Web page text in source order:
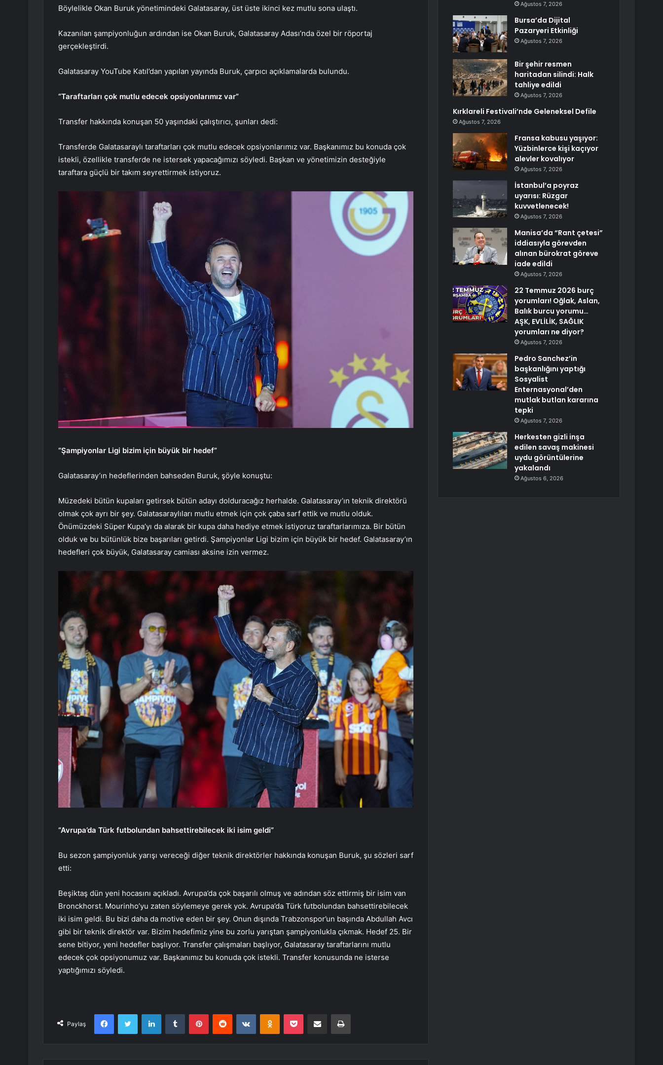
Böylelikle Okan Buruk yönetimindeki Galatasaray, üst üste ikinci kez mutlu sona ulaştı.
Kazanılan şampiyonluğun ardından ise Okan Buruk, Galatasaray Adası’nda özel bir röportaj
gerçekleştirdi.
Galatasaray YouTube Katıl’dan yapılan yayında Buruk, çarpıcı açıklamalarda bulundu.
“Taraftarları çok mutlu edecek opsiyonlarımız var”
Transfer hakkında konuşan 50 yaşındaki çalıştırıcı, şunları dedi:
Transferde Galatasaraylı taraftarları çok mutlu edecek opsiyonlarımız var. Başkanımız bu konuda çok
istekli, özellikle transferde ne istersek yapacağımızı söyledi. Başkan ve yönetimizin desteğiyle
taraftara güçlü bir takım seyrettirmek istiyoruz.
“Şampiyonlar Ligi bizim için büyük bir hedef”
Galatasaray’ın hedeflerinden bahseden Buruk, şöyle konuştu:
Müzedeki bütün kupaları getirsek bütün adayı dolduracağız herhalde. Galatasaray’ın teknik direktörü
olmak çok ayrı bir şey. Galatasaraylıları mutlu etmek için çok çaba sarf ettik ve mutlu olduk.
Önümüzdeki Süper Kupa’yı da alarak bir kupa daha hediye etmek istiyoruz taraftarlarımıza. Bir bütün
olduk ve bu bütünlük bize başarıları getirdi. Şampiyonlar Ligi bizim için büyük bir hedef. Galatasaray’ın
hedefleri çok büyük, Galatasaray camiası aksine izin vermez.
“Avrupa’da Türk futbolundan bahsettirebilecek iki isim geldi”
Bu sezon şampiyonluk yarışı vereceği diğer teknik direktörler hakkında konuşan Buruk, şu sözleri sarf
etti:
Beşiktaş dün yeni hocasını açıkladı. Avrupa’da çok başarılı olmuş ve adından söz ettirmiş bir isim van
Bronckhorst. Mourinho’yu zaten söylemeye gerek yok. Avrupa’da Türk futbolundan bahsettirebilecek
iki isim geldi. Bu bizi daha da motive eden bir şey. Onun dışında Trabzonspor’un başında Abdullah Avcı
gibi bir teknik direktör var. Bizim hedefimiz yine bu zorlu yarıştan şampiyonlukla çıkmak. Hedef 25. Bir
sene bitiyor, yeni hedefler başlıyor. Transfer çalışmaları başlıyor, Galatasaray taraftarlarını mutlu
edecek çok opsiyonumuz var. Başkanımız bu konuda çok istekli. Transfer konusunda ne isterse
yaptığımızı söyledi.
Paylaş
FacebookTwitter LinkedInTumblr PinterestReddit VKontakteOdnoklassniki
Pocket E-Posta ile paylaş Yazdır
Ağustos 7, 2026
Bursa’da Dijital
Pazaryeri Etkinliği
Ağustos 7, 2026
Bir şehir resmen
haritadan silindi: Halk
tahliye edildi
Ağustos 7, 2026
Kırklareli Festivali’nde Geleneksel Defile
Ağustos 7, 2026
Fransa kabusu yaşıyor:
Yüzbinlerce kişi kaçıyor
alevler kovalıyor
Ağustos 7, 2026
İstanbul’a poyraz
uyarısı: Rüzgar
kuvvetlenecek!
Ağustos 7, 2026
Manisa’da “Rant çetesi”
iddiasıyla görevden
alınan bürokrat göreve
iade edildi
Ağustos 7, 2026
22 Temmuz 2026 burç
yorumları! Oğlak, Aslan,
Balık burcu yorumu…
AŞK, EVLİLİK, SAĞLIK
yorumları ne diyor?
Ağustos 7, 2026
Pedro Sanchez’in
başkanlığını yaptığı
Sosyalist
Enternasyonal’den
mutlak butlan kararına
tepki
Ağustos 7, 2026
Herkesten gizli inşa
edilen savaş makinesi
uydu görüntülerine
yakalandı
Ağustos 6, 2026